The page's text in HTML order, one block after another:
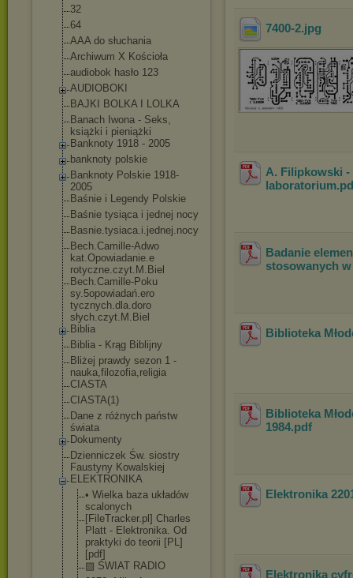
32
64
AAA do słuchania
Archiwum X Kościoła
audiobok hasło 123
AUDIOBOKI
BAJKI BOLKA I LOLKA
Banach Iwona - Seks,
książki i pieniążki
Banknoty 1918 - 2005
banknoty polskie
Banknoty Polskie 1918-
2005
Baśnie i Legendy Polskie
Baśnie tysiąca i jednej nocy
Basnie.tysiaca.i.jednej.nocy
Bech.Camille-Adwo
kat.Opowiadanie.e
rotyczne.czyt.M.Biel
Bech.Camille-Poku
sy.5opowiadań.ero
tycznych.dla.doro
słych.czyt.M.Biel
Biblia
Biblia - Krąg Biblijny
Bliżej prawdy sezon 1 -
nauka,filozofia,religia
CIASTA
CIASTA(1)
Dane z różnych państw
świata
Dokumenty
Dzienniczek Św. siostry
Faustyny Kowalskiej
ELEKTRONIKA
• Wielka baza układów
scalonych
[FileTracker.p l] Charles
Platt - Elektronika. Od
praktyki do teorii [PL]
[pdf]
▨ ŚWIAT RADIO
7400-2.jpg
A. Filipkowski -
laboratorium
Badanie
stosowanych
Biblioteka
Biblioteka
1984.pdf
Elektronika
Elektronika